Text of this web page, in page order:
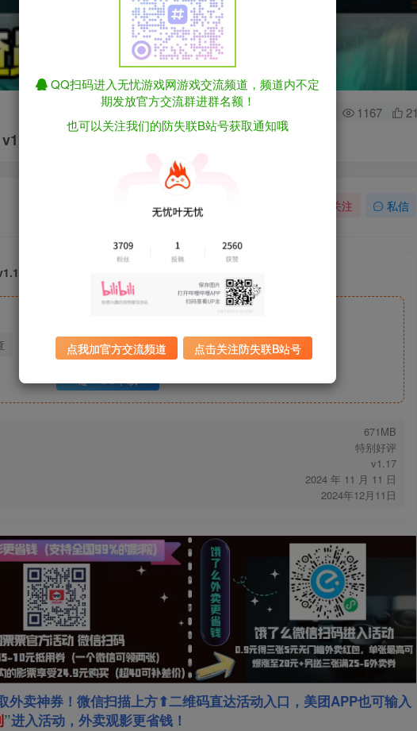
1167 21
包含全DLC（官中）
关注 私信
包含全DLC（官中）
迅雷下载 全站统一解压密码：sygu.cc
UC下载
671MB
特别好评
v1.17
2024 年 11 月 11 日
2024年12月11日
卖神券！微信扫描上方⬆二维码直达活动入口，美团APP也可输入
”进入活动，外卖观影更省钱！
QQ扫码进入无忧游戏网游戏交流频道，频道内不定
期发放官方交流群进群名额！
也可以关注我们的防失联B站号获取通知哦
点我加官方交流频道 点击关注防失联B站号